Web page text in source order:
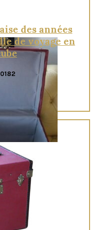
des années
de voyage en